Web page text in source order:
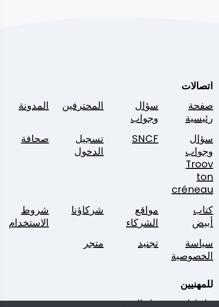
اتصالات
صفحة
رئيسية
سؤال
وجواب
المحترفين المدونة
سؤال
وجواب
Troov
ton
créneau
SNCF
تسجيل
الدخول
صحافة
كتاب
أبيض
مواقع
الشركاء
شركاؤنا
شروط
الاستخدام
سياسة
الخصوصية
تجنيد متجر
للمهنيين
حل إدارة
حل الحجز